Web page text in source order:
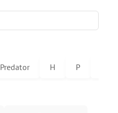
Predator H P